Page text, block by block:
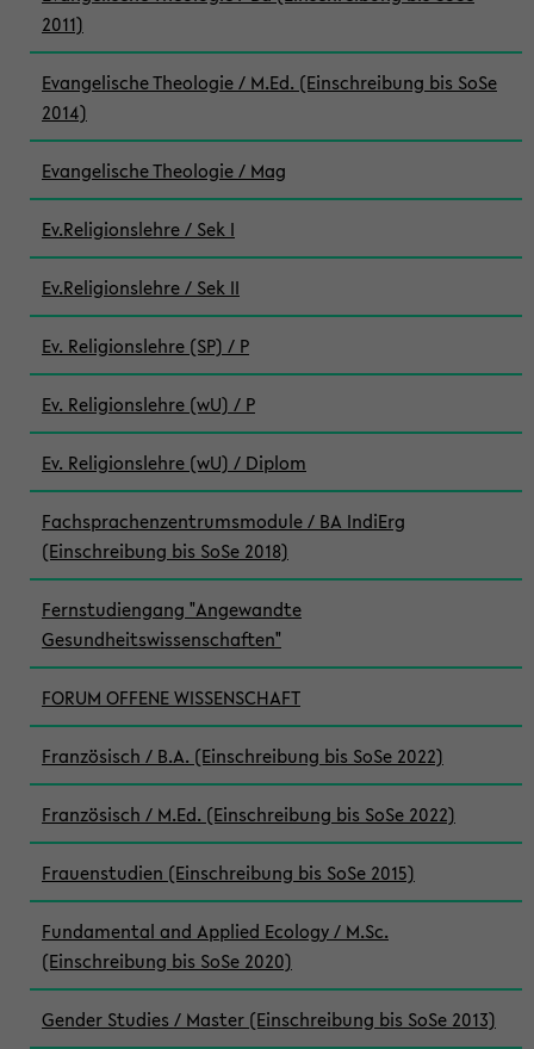
2011)
Evangelische Theologie / M.Ed. (Einschreibung bis SoSe
2014)
Evangelische Theologie / Mag
Ev.Religionslehre / Sek I
Ev.Religionslehre / Sek II
Ev. Religionslehre (SP) / P
Ev. Religionslehre (wU) / P
Ev. Religionslehre (wU) / Diplom
Fachsprachenzentrumsmodule / BA IndiErg
(Einschreibung bis SoSe 2018)
Fernstudiengang "Angewandte
Gesundheitswissenschaften"
FORUM OFFENE WISSENSCHAFT
Französisch / B.A. (Einschreibung bis SoSe 2022)
Französisch / M.Ed. (Einschreibung bis SoSe 2022)
Frauenstudien (Einschreibung bis SoSe 2015)
Fundamental and Applied Ecology / M.Sc.
(Einschreibung bis SoSe 2020)
Gender Studies / Master (Einschreibung bis SoSe 2013)